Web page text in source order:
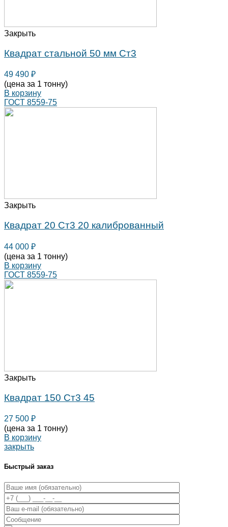
Закрыть
Квадрат стальной 50 мм Ст3
49 490 ₽
(цена за 1 тонну)
В корзину
ГОСТ 8559-75
Закрыть
Квадрат 20 Ст3 20 калиброванный
44 000 ₽
(цена за 1 тонну)
В корзину
ГОСТ 8559-75
Закрыть
Квадрат 150 Ст3 45
27 500 ₽
(цена за 1 тонну)
В корзину
закрыть
Быстрый заказ